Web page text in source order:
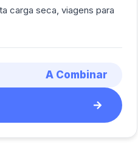
carga seca, viagens para
A Combinar